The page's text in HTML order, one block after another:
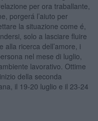
per ora traballante,
porgerá l’aiuto per
la situazione come é,
solo a lasciare fluire
alla ricerca dell’amore, i
nel mese di luglio,
lavorativo. Ottime
della seconda
il 19-20 luglio e il 23-24